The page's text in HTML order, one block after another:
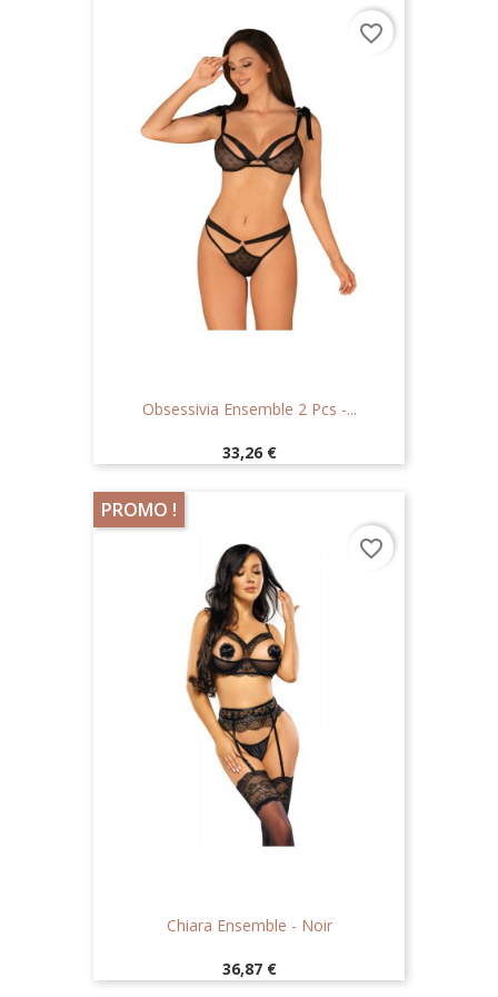
Obsessivia Ensemble 2 Pcs -...
Prix
33,26 €
favorite_border
PROMO !
Chiara Ensemble - Noir
Prix
36,87 €
favorite_border